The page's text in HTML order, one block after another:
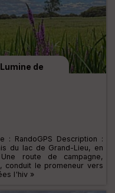
de
: RandoGPS Description :
du lac de Grand-Lieu, en
route de campagne,
conduit le promeneur vers
l'hiv »